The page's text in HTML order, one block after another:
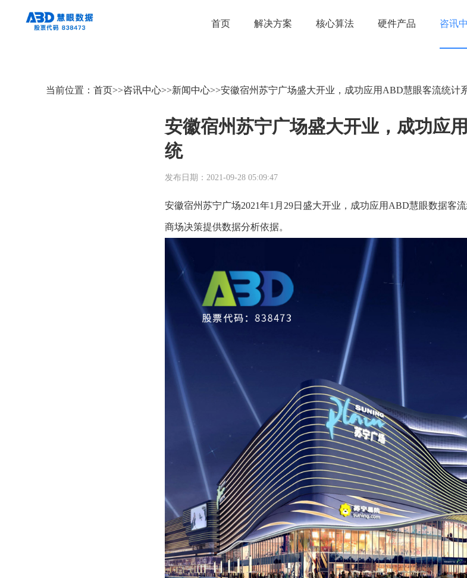
首页 解决方案 核心算法 硬件产品 咨讯
当前位置： 首页>>咨讯中心>>新闻中心>>安徽宿州苏宁广场盛大开业，成功应用ABD慧眼客流统计
安徽宿州苏宁广场盛大开业，成功应
统
发布日期：2021-09-28 05:09:47
安徽宿州苏宁广场2021年1月29日盛大开业，成功应用ABD慧眼数据客
商场决策提供数据分析依据。